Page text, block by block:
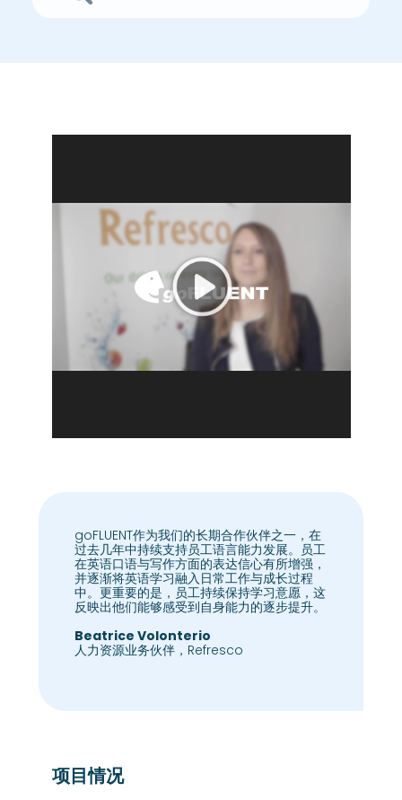
goFLUENT作为我们的长期合作伙伴之一，在
过去几年中持续支持员工语言能力发展。员工
在英语口语与写作方面的表达信心有所增强，
并逐渐将英语学习融入日常工作与成长过程
中。更重要的是，员工持续保持学习意愿，这
反映出他们能够感受到自身能力的逐步提升。
Beatrice Volonterio
人力资源业务伙伴，Refresco
项目情况